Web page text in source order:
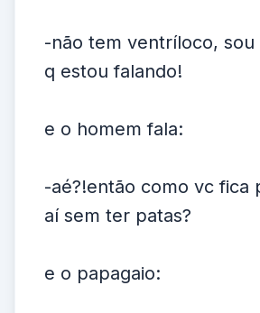
-não tem ventríloco, sou
q estou falando!
e o homem fala:
-aé?!então como vc fica
aí sem ter patas?
e o papagaio: